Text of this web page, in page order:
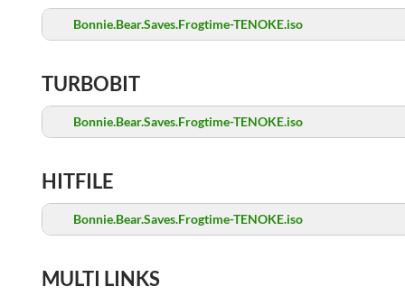
Bonnie.Bear.Saves.Frogtime-TENOKE.iso
TURBOBIT
Bonnie.Bear.Saves.Frogtime-TENOKE.iso
HITFILE
Bonnie.Bear.Saves.Frogtime-TENOKE.iso
MULTI LINKS